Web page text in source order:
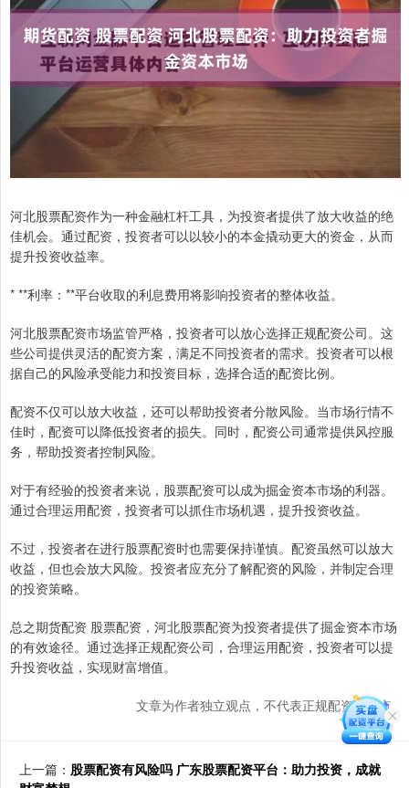
河北股票配资作为一种金融杠杆工具，为投资者提供了放大收益的绝
佳机会。通过配资，投资者可以以较小的本金撬动更大的资金，从而
提升投资收益率。
* **利率：**平台收取的利息费用将影响投资者的整体收益。
河北股票配资市场监管严格，投资者可以放心选择正规配资公司。这
些公司提供灵活的配资方案，满足不同投资者的需求。投资者可以根
据自己的风险承受能力和投资目标，选择合适的配资比例。
配资不仅可以放大收益，还可以帮助投资者分散风险。当市场行情不
佳时，配资可以降低投资者的损失。同时，配资公司通常提供风控服
务，帮助投资者控制风险。
对于有经验的投资者来说，股票配资可以成为掘金资本市场的利器。
通过合理运用配资，投资者可以抓住市场机遇，提升投资收益。
不过，投资者在进行股票配资时也需要保持谨慎。配资虽然可以放大
收益，但也会放大风险。投资者应充分了解配资的风险，并制定合理
的投资策略。
总之期货配资 股票配资，河北股票配资为投资者提供了掘金资本市场
的有效途径。通过选择正规配资公司，合理运用配资，投资者可以提
升投资收益，实现财富增值。
文章为作者独立观点，不代表正规配资网观点
上一篇： 股票配资有风险吗 广东股票配资平台：助力投资，成就